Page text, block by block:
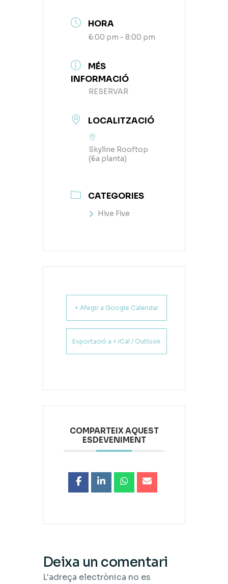
HORA
6:00 pm - 8:00 pm
MÉS
INFORMACIÓ
RESERVAR
LOCALITZACIÓ
Skyline Rooftop
(6a planta)
CATEGORIES
Hive Five
+ Afegir a Google Calendar
Exportació a + iCal / Outlook
COMPARTEIX AQUEST
ESDEVENIMENT
Deixa un comentari
L'adreça electrònica no es